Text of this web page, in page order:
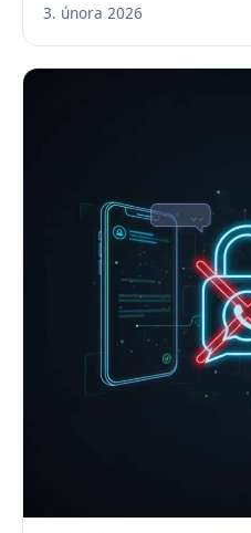
3. února 2026